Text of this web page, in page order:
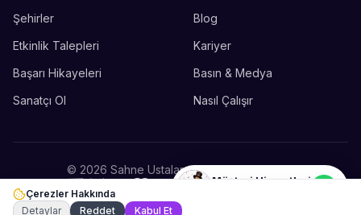
Şehirler
Etkinlik Talepleri
Başarı Hikayeleri
Sanatçı Ol
Blog
Kariyer
Basın & Medya
Nasıl Çalışır
© 2026 Sahne Ustaları. Tüm hakları saklıdır.
🛡️ETBİS'e KayıtlıdırGizlilik
Etkinlik uzmanınız
Merhaba! Size nasıl yardımcı
bize ulaşabilirsiniz.
Merhaba! Bilgi almak istiyorum.
Müşteri Hizmetleri
Çerezler Hakkında
Detaylar
Reddet Kabul Et